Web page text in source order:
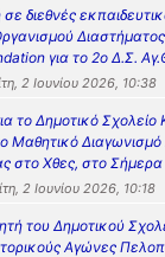
διεθνές
για το 2ο Δ.Σ.
2 Ιουνίου 2026, 10:38
το Δημοτικό
Μαθητικό
στο Χθες, στο Σήμερα
2 Ιουνίου 2026, 10:18
του Δημοτικού
Αγώνες